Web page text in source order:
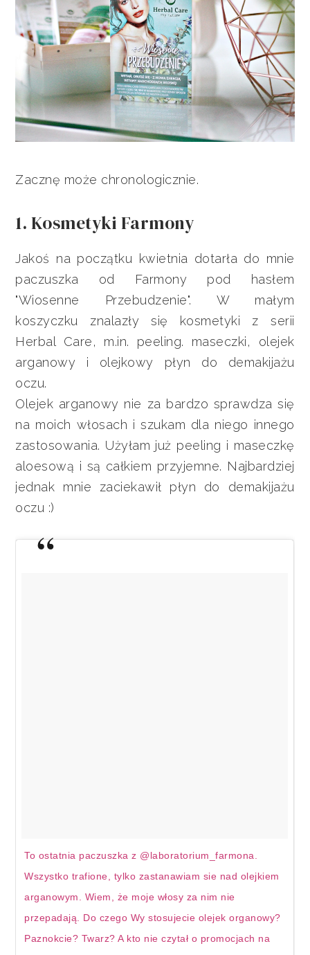
Zacznę może chronologicznie.
1. Kosmetyki Farmony
Jakoś na początku kwietnia dotarła do mnie
paczuszka od Farmony pod hasłem
"Wiosenne Przebudzenie". W małym
koszyczku znalazły się kosmetyki z serii
Herbal Care, m.in. peeling. maseczki, olejek
arganowy i olejkowy płyn do demakijażu
oczu.
Olejek arganowy nie za bardzo sprawdza się
na moich włosach i szukam dla niego innego
zastosowania. Użyłam już peeling i maseczkę
aloesową i są całkiem przyjemne. Najbardziej
jednak mnie zaciekawił płyn do demakijażu
oczu :)
To ostatnia paczuszka z @laboratorium_farmona.
Wszystko trafione, tylko zastanawiam sie nad olejkiem
arganowym. Wiem, że moje włosy za nim nie
przepadają. Do czego Wy stosujecie olejek organowy?
Paznokcie? Twarz? A kto nie czytał o promocjach na